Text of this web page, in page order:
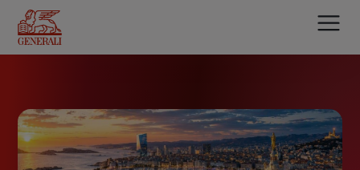
contenu
principal